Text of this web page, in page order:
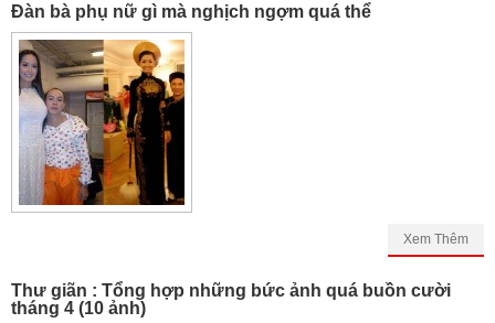
Đàn bà phụ nữ gì mà nghịch ngợm quá thể
Xem Thêm
Thư giãn : Tổng hợp những bức ảnh quá buồn cười
tháng 4 (10 ảnh)